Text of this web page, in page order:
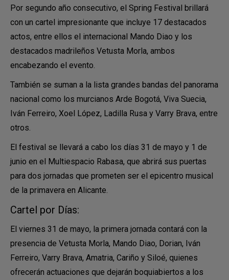
Por segundo año consecutivo, el Spring Festival brillará
con un cartel impresionante que incluye 17 destacados
actos, entre ellos el internacional Mando Diao y los
destacados madrileños Vetusta Morla, ambos
encabezando el evento.
También se suman a la lista grandes bandas del panorama
nacional como los murcianos Arde Bogotá, Viva Suecia,
Iván Ferreiro, Xoel López, Ladilla Rusa y Varry Brava, entre
otros.
El festival se llevará a cabo los días 31 de mayo y 1 de
junio en el Multiespacio Rabasa, que abrirá sus puertas
para dos jornadas que prometen ser el epicentro musical
de la primavera en Alicante.
Cartel por Días:
El viernes 31 de mayo, la primera jornada contará con la
presencia de Vetusta Morla, Mando Diao, Dorian, Iván
Ferreiro, Varry Brava, Amatria, Cariño y Siloé, quienes
ofrecerán actuaciones que dejarán boquiabiertos a los